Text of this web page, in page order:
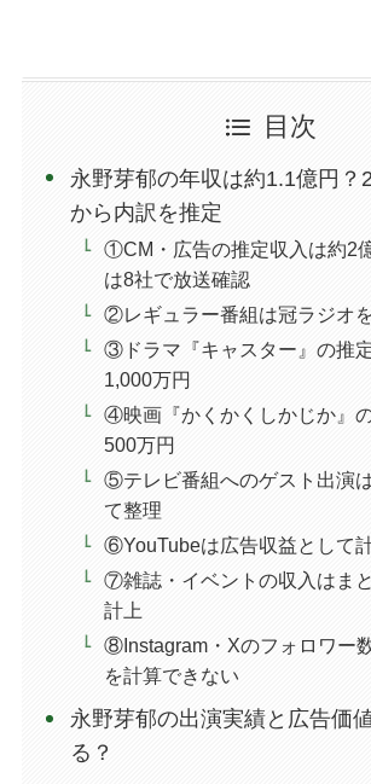
目次
永野芽郁の年収は約1.1億円？
から内訳を推定
①CM・広告の推定収入は約2
は8社で放送確認
②レギュラー番組は冠ラジオ
③ドラマ『キャスター』の推
1,000万円
④映画『かくかくしかじか』
500万円
⑤テレビ番組へのゲスト出演
て整理
⑥YouTubeは広告収益として
⑦雑誌・イベントの収入はま
計上
⑧Instagram・Xのフォロワー
を計算できない
永野芽郁の出演実績と広告価
る？